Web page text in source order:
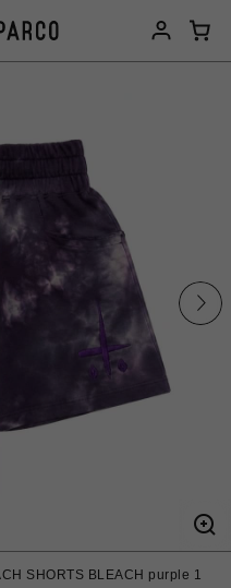
SHORTS BLEACH purple 1